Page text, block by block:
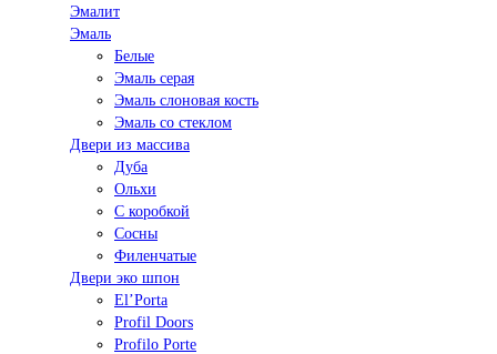
Эмалит
Эмаль
Белые
Эмаль серая
Эмаль слоновая кость
Эмаль со стеклом
Двери из массива
Дуба
Ольхи
С коробкой
Сосны
Филенчатые
Двери эко шпон
El’Porta
Profil Doors
Profilo Porte